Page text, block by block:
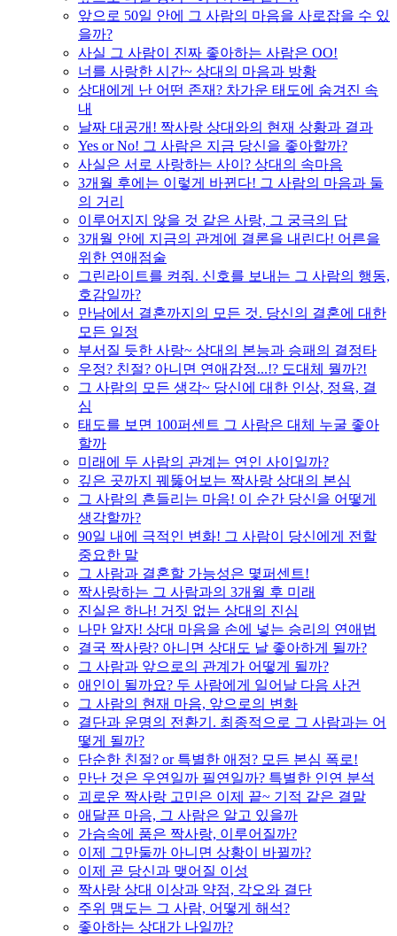
앞으로 50일 안에 그 사람의 마음을 사로잡을 수 있
을까?
사실 그 사람이 진짜 좋아하는 사람은 OO!
너를 사랑한 시간~ 상대의 마음과 방황
상대에게 난 어떤 존재? 차가운 태도에 숨겨진 속
내
날짜 대공개! 짝사랑 상대와의 현재 상황과 결과
Yes or No! 그 사람은 지금 당신을 좋아할까?
사실은 서로 사랑하는 사이? 상대의 속마음
3개월 후에는 이렇게 바뀐다! 그 사람의 마음과 둘
의 거리
이루어지지 않을 것 같은 사랑, 그 궁극의 답
3개월 안에 지금의 관계에 결론을 내린다! 어른을
위한 연애점술
그린라이트를 켜줘. 신호를 보내는 그 사람의 행동,
호감일까?
만남에서 결혼까지의 모든 것. 당신의 결혼에 대한
모든 일정
부서질 듯한 사랑~ 상대의 본능과 승패의 결정타
우정? 친절? 아니면 연애감정...!? 도대체 뭘까?!
그 사람의 모든 생각~ 당신에 대한 인상, 정욕, 결
심
태도를 보면 100퍼센트 그 사람은 대체 누굴 좋아
할까
미래에 두 사람의 관계는 연인 사이일까?
깊은 곳까지 꿰뚫어보는 짝사랑 상대의 본심
그 사람의 흔들리는 마음! 이 순간 당신을 어떻게
생각할까?
90일 내에 극적인 변화! 그 사람이 당신에게 전할
중요한 말
그 사람과 결혼할 가능성은 몇퍼센트!
짝사랑하는 그 사람과의 3개월 후 미래
진실은 하나! 거짓 없는 상대의 진심
나만 알자! 상대 마음을 손에 넣는 승리의 연애법
결국 짝사랑? 아니면 상대도 날 좋아하게 될까?
그 사람과 앞으로의 관계가 어떻게 될까?
애인이 될까요? 두 사람에게 일어날 다음 사건
그 사람의 현재 마음, 앞으로의 변화
결단과 운명의 전환기. 최종적으로 그 사람과는 어
떻게 될까?
단순한 친절? or 특별한 애정? 모든 본심 폭로!
만난 것은 우연일까 필연일까? 특별한 인연 분석
괴로운 짝사랑 고민은 이제 끝~ 기적 같은 결말
애달픈 마음, 그 사람은 알고 있을까
가슴속에 품은 짝사랑, 이루어질까?
이제 그만둘까 아니면 상황이 바뀔까?
이제 곧 당신과 맺어질 이성
짝사랑 상대 이상과 약점, 각오와 결단
주위 맴도는 그 사람, 어떻게 해석?
좋아하는 상대가 나일까?